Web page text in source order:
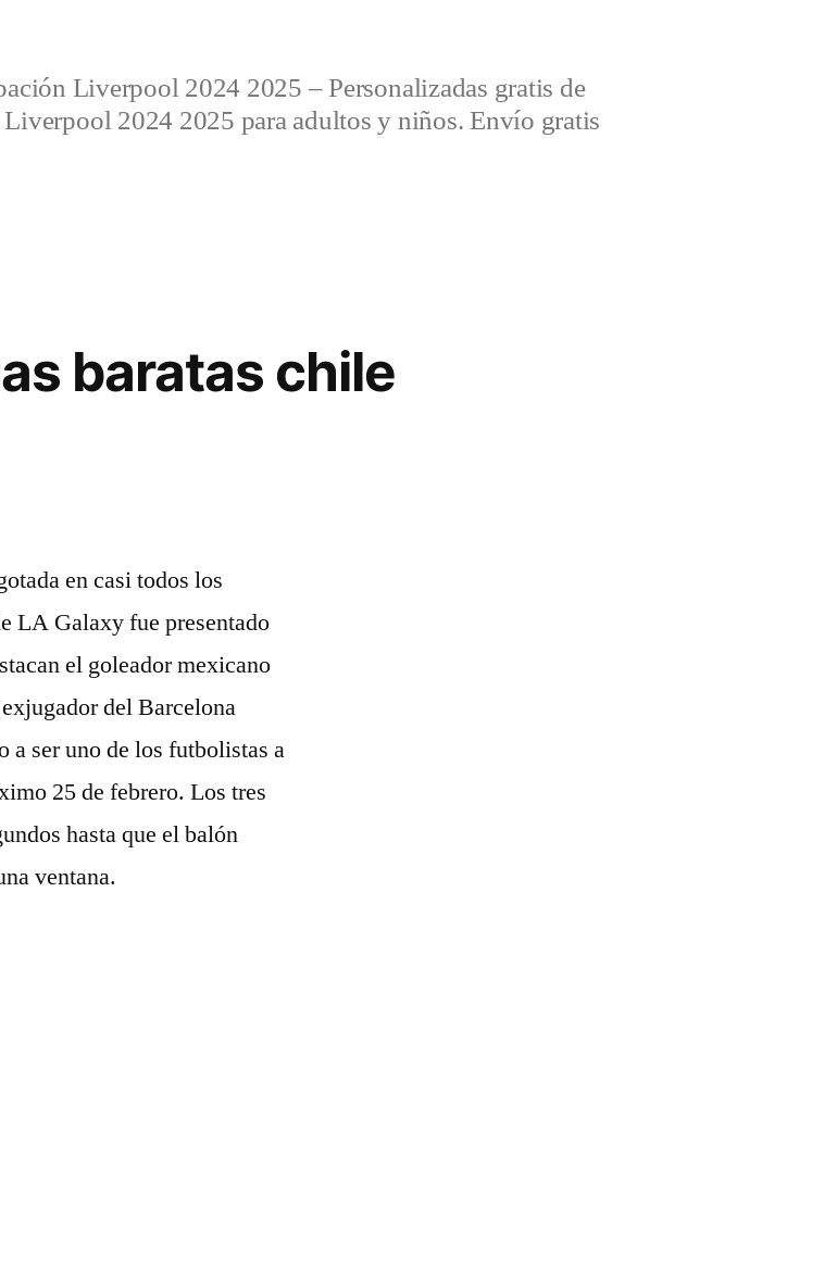
Liverpool 2024 2025 – Personalizadas gratis de
2024 2025 para adultos y niños. Envío gratis
baratas chile
en casi todos los
LA Galaxy fue presentado
el goleador mexicano
del Barcelona
a ser uno de los futbolistas a
25 de febrero. Los tres
hasta que el balón
ventana.